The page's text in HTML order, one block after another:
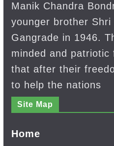
Manik Chandra
younger brother Shri
Gangrade in 1946.
minded and patriotic
that after their
to help the nations
Site Map
Home